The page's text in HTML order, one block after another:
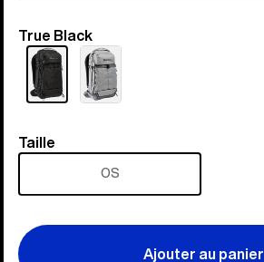
Couleur
True Black
Taille
Taille
OS
Ajouter au panier